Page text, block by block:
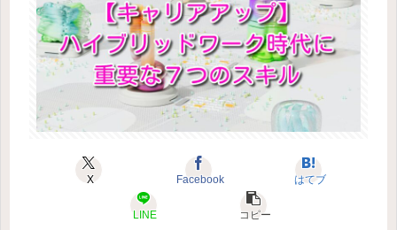
X Facebook はてブ
LINE コピー